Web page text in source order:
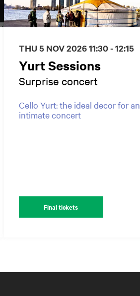
Yurt Sessions
Surprise concert
Cello Yurt: the ideal decor for an
intimate concert
THU 5 NOV 202611:30 - 12:15
Final tickets